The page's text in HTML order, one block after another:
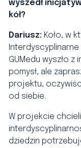
wyszedł
kół?
Dariusz: Koło, w
GUMedu wyszło
pomysł, ale
projektu,
od siebie.
W projekcie
dziedzin